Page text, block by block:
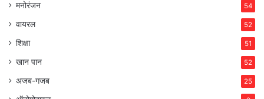
मनोरंजन 54
वायरल 52
शिक्षा 51
खान पान 52
अजब-गजब 25